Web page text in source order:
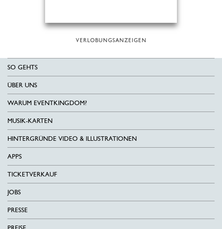
VERLOBUNGSANZEIGEN
SO GEHTS
ÜBER UNS
WARUM EVENTKINGDOM?
MUSIK-KARTEN
HINTERGRÜNDE VIDEO & ILLUSTRATIONEN
APPS
TICKETVERKAUF
JOBS
PRESSE